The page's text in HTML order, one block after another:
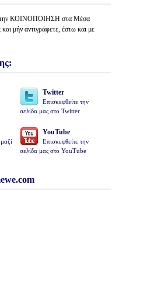
την ΚΟΙΝΟΠΟΙΗΣΗ στα Μέσα
μήν αντιγράφετε, έστω και με
Twitter
Επισκεφθείτε την
σελίδα μας στο Twitter
YouTube
Επισκεφθείτε την
σελίδα μας στο YouTube